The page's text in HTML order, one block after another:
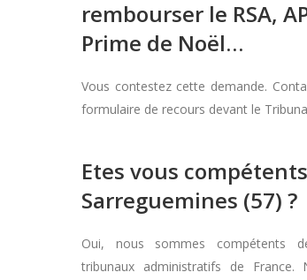
rembourser le RSA,
Prime de Noël…
Vous contestez cette demande.
formulaire de recours devant le
Etes vous
Sarreguemines (57) ?
Oui, nous sommes compétents
tribunaux administratifs de France.